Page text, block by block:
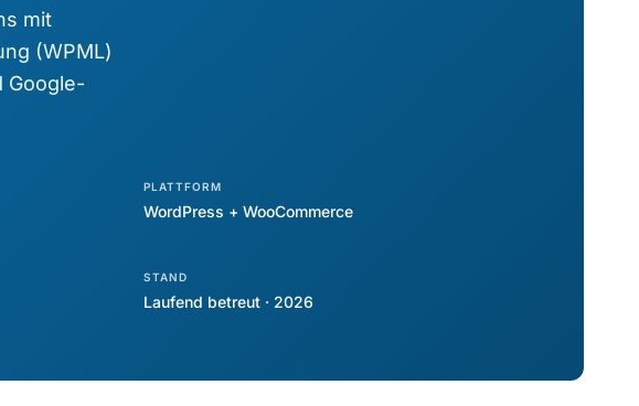
mit
(WPML)
Google-
PLATTFORM
WordPress + WooCommerce
STAND
Laufend betreut · 2026